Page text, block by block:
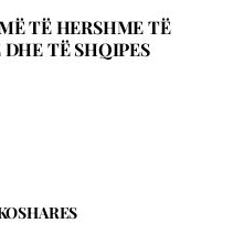
TË HERSHME TË
TË SHQIPES